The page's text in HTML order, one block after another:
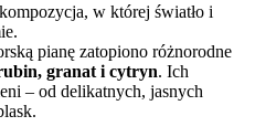
w której światło i
pianę zatopiono różnorodne
granat i cytryn. Ich
– od delikatnych, jasnych